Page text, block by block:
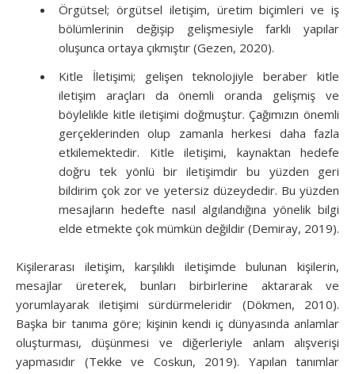
Örgütsel; örgütsel iletişim, üretim biçimleri ve iş
bölümlerinin değişip gelişmesiyle farklı yapılar
oluşunca ortaya çıkmıştır (Gezen, 2020).
Kitle İletişimi; gelişen teknolojiyle beraber kitle
iletişim araçları da önemli oranda gelişmiş ve
böylelikle kitle iletişimi doğmuştur. Çağımızın önemli
gerçeklerinden olup zamanla herkesi daha fazla
etkilemektedir. Kitle iletişimi, kaynaktan hedefe
doğru tek yönlü bir iletişimdir bu yüzden geri
bildirim çok zor ve yetersiz düzeydedir. Bu yüzden
mesajların hedefte nasıl algılandığına yönelik bilgi
elde etmekte çok mümkün değildir (Demiray, 2019).
Kişilerarası iletişim, karşılıklı iletişimde bulunan kişilerin,
mesajlar üreterek, bunları birbirlerine aktararak ve
yorumlayarak iletişimi sürdürmeleridir (Dökmen, 2010).
Başka bir tanıma göre; kişinin kendi iç dünyasında anlamlar
oluşturması, düşünmesi ve diğerleriyle anlam alışverişi
yapmasıdır (Tekke ve Coskun, 2019). Yapılan tanımlar